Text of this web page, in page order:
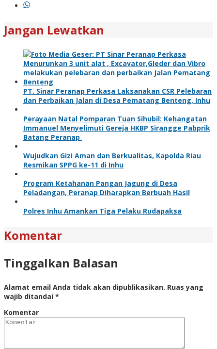
Jangan Lewatkan
PT. Sinar Peranap Perkasa Laksanakan CSR Pelebaran
dan Perbaikan Jalan di Desa Pematang Benteng, Inhu
Perayaan Natal Pomparan Tuan Sihubil: Kehangatan
Immanuel Menyelimuti Gereja HKBP Sirangge Pabprik
Batang Peranap
Wujudkan Gizi Aman dan Berkualitas, Kapolda Riau
Resmikan SPPG ke-11 di Inhu
Program Ketahanan Pangan Jagung di Desa
Peladangan, Peranap Diharapkan Berbuah Hasil
Polres Inhu Amankan Tiga Pelaku Rudapaksa
Komentar
Tinggalkan Balasan
Alamat email Anda tidak akan dipublikasikan. Ruas yang
wajib ditandai *
Komentar